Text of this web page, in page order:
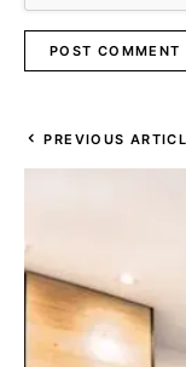
PREVIOUS